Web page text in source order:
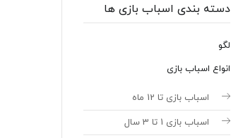
دسته بندی اسباب بازی ها
لگو
انواع اسباب بازی
اسباب بازی تا 12 ماه
اسباب بازی 1 تا 3 سال